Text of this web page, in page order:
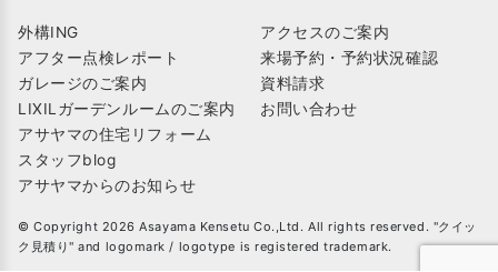
外構ING
アフター点検レポート
ガレージのご案内
LIXILガーデンルームのご案内
アサヤマの住宅リフォーム
スタッフblog
アサヤマからのお知らせ
アクセスのご案内
来場予約・予約状況確認
資料請求
お問い合わせ
© Copyright 2026 Asayama Kensetu Co.,Ltd. All rights reserved. "クイッ
ク見積り" and logomark / logotype is registered trademark.